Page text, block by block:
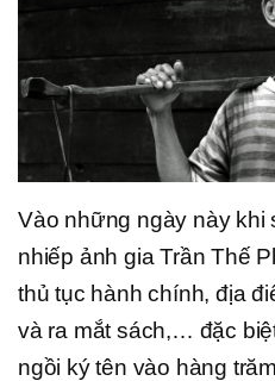
Vào những ngày này khi
nhiếp ảnh gia Trần Thế
thủ tục hành chính, địa
và ra mắt sách,… đặc
ngồi ký tên vào hàng